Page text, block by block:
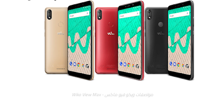
مواصفات ويكو فيو ماكس - Wiko View Max